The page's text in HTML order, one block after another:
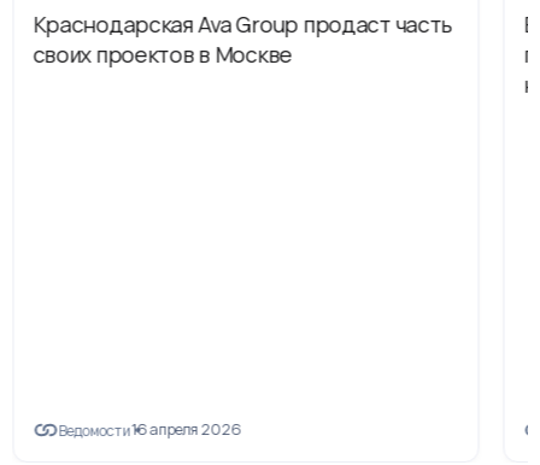
Краснодарская Ava Group продаст часть
своих проектов в Москве
Ведомости16 апреля 2026